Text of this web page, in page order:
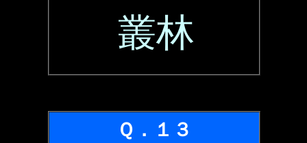
叢林
Ｑ．１３